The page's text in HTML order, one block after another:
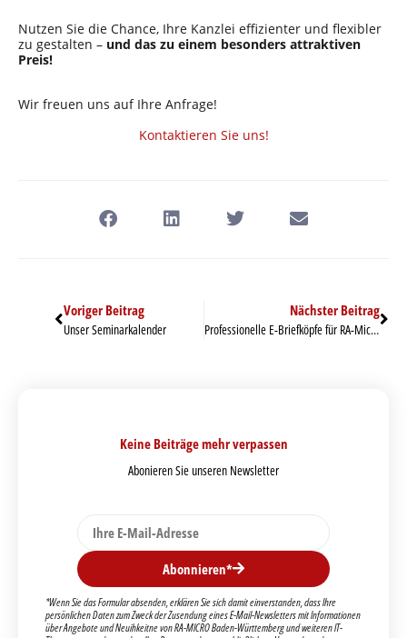
Nutzen Sie die Chance, Ihre Kanzlei effizienter und flexibler
zu gestalten – und das zu einem besonders attraktiven
Preis!
Wir freuen uns auf Ihre Anfrage!
Kontaktieren Sie uns!
Voriger Beitrag
Unser Seminarkalender
Nächster Beitrag
Professionelle E-Briefköpfe für RA-Micro – einfach und zuverlässig
Keine Beiträge mehr verpassen
Abonieren Sie unseren Newsletter
Abonnieren*
*Wenn Sie das Formular absenden, erklären Sie sich damit einverstanden, dass Ihre
persönlichen Daten zum Zweck der Zusendung eines E-Mail-Newsletters mit Informationen
über Angebote und Neuihkeitne von RA-MICRO Baden-Württemberg und weiteren IT-